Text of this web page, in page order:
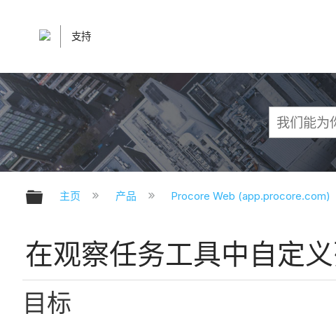
支持
扩展/隐缩全局层次
主页 产品 Procore Web (app.procore.com)
在观察任务工具中自定
目标